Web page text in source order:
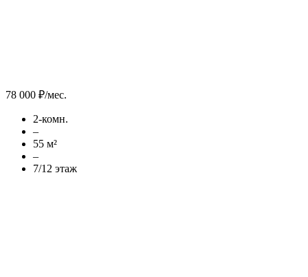
78 000 ₽/мес.
2-комн.
–
55 м²
–
7/12 этаж